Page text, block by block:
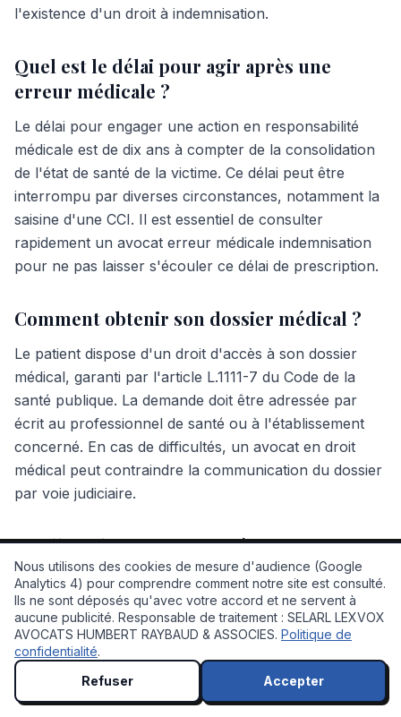
l'existence d'un droit à indemnisation.
Quel est le délai pour agir après une
erreur médicale ?
Le délai pour engager une action en responsabilité
médicale est de dix ans à compter de la consolidation
de l'état de santé de la victime. Ce délai peut être
interrompu par diverses circonstances, notamment la
saisine d'une CCI. Il est essentiel de consulter
rapidement un avocat erreur médicale indemnisation
pour ne pas laisser s'écouler ce délai de prescription.
Comment obtenir son dossier médical ?
Le patient dispose d'un droit d'accès à son dossier
médical, garanti par l'article L.1111-7 du Code de la
santé publique. La demande doit être adressée par
écrit au professionnel de santé ou à l'établissement
concerné. En cas de difficultés, un avocat en droit
médical peut contraindre la communication du dossier
par voie judiciaire.
Quelle indemnisation espérer pour une
erreur médicale ?
L'indemnisation dépend de la gravité des préjudices
subis et de leur impact sur la vie de la victime. Les
postes d'indemnisation comprennent les préjudices
patrimoniaux (frais médicaux, perte de revenus) et
extrapatrimoniaux (souffrances endurées, préjudice
Nous utilisons des cookies de mesure d'audience (Google
Analytics 4) pour comprendre comment notre site est consulté.
Ils ne sont déposés qu'avec votre accord et ne servent à
aucune publicité. Responsable de traitement : SELARL LEXVOX
AVOCATS HUMBERT RAYBAUD & ASSOCIES. Politique de
confidentialité.
Refuser
Accepter
💬 À votre service !